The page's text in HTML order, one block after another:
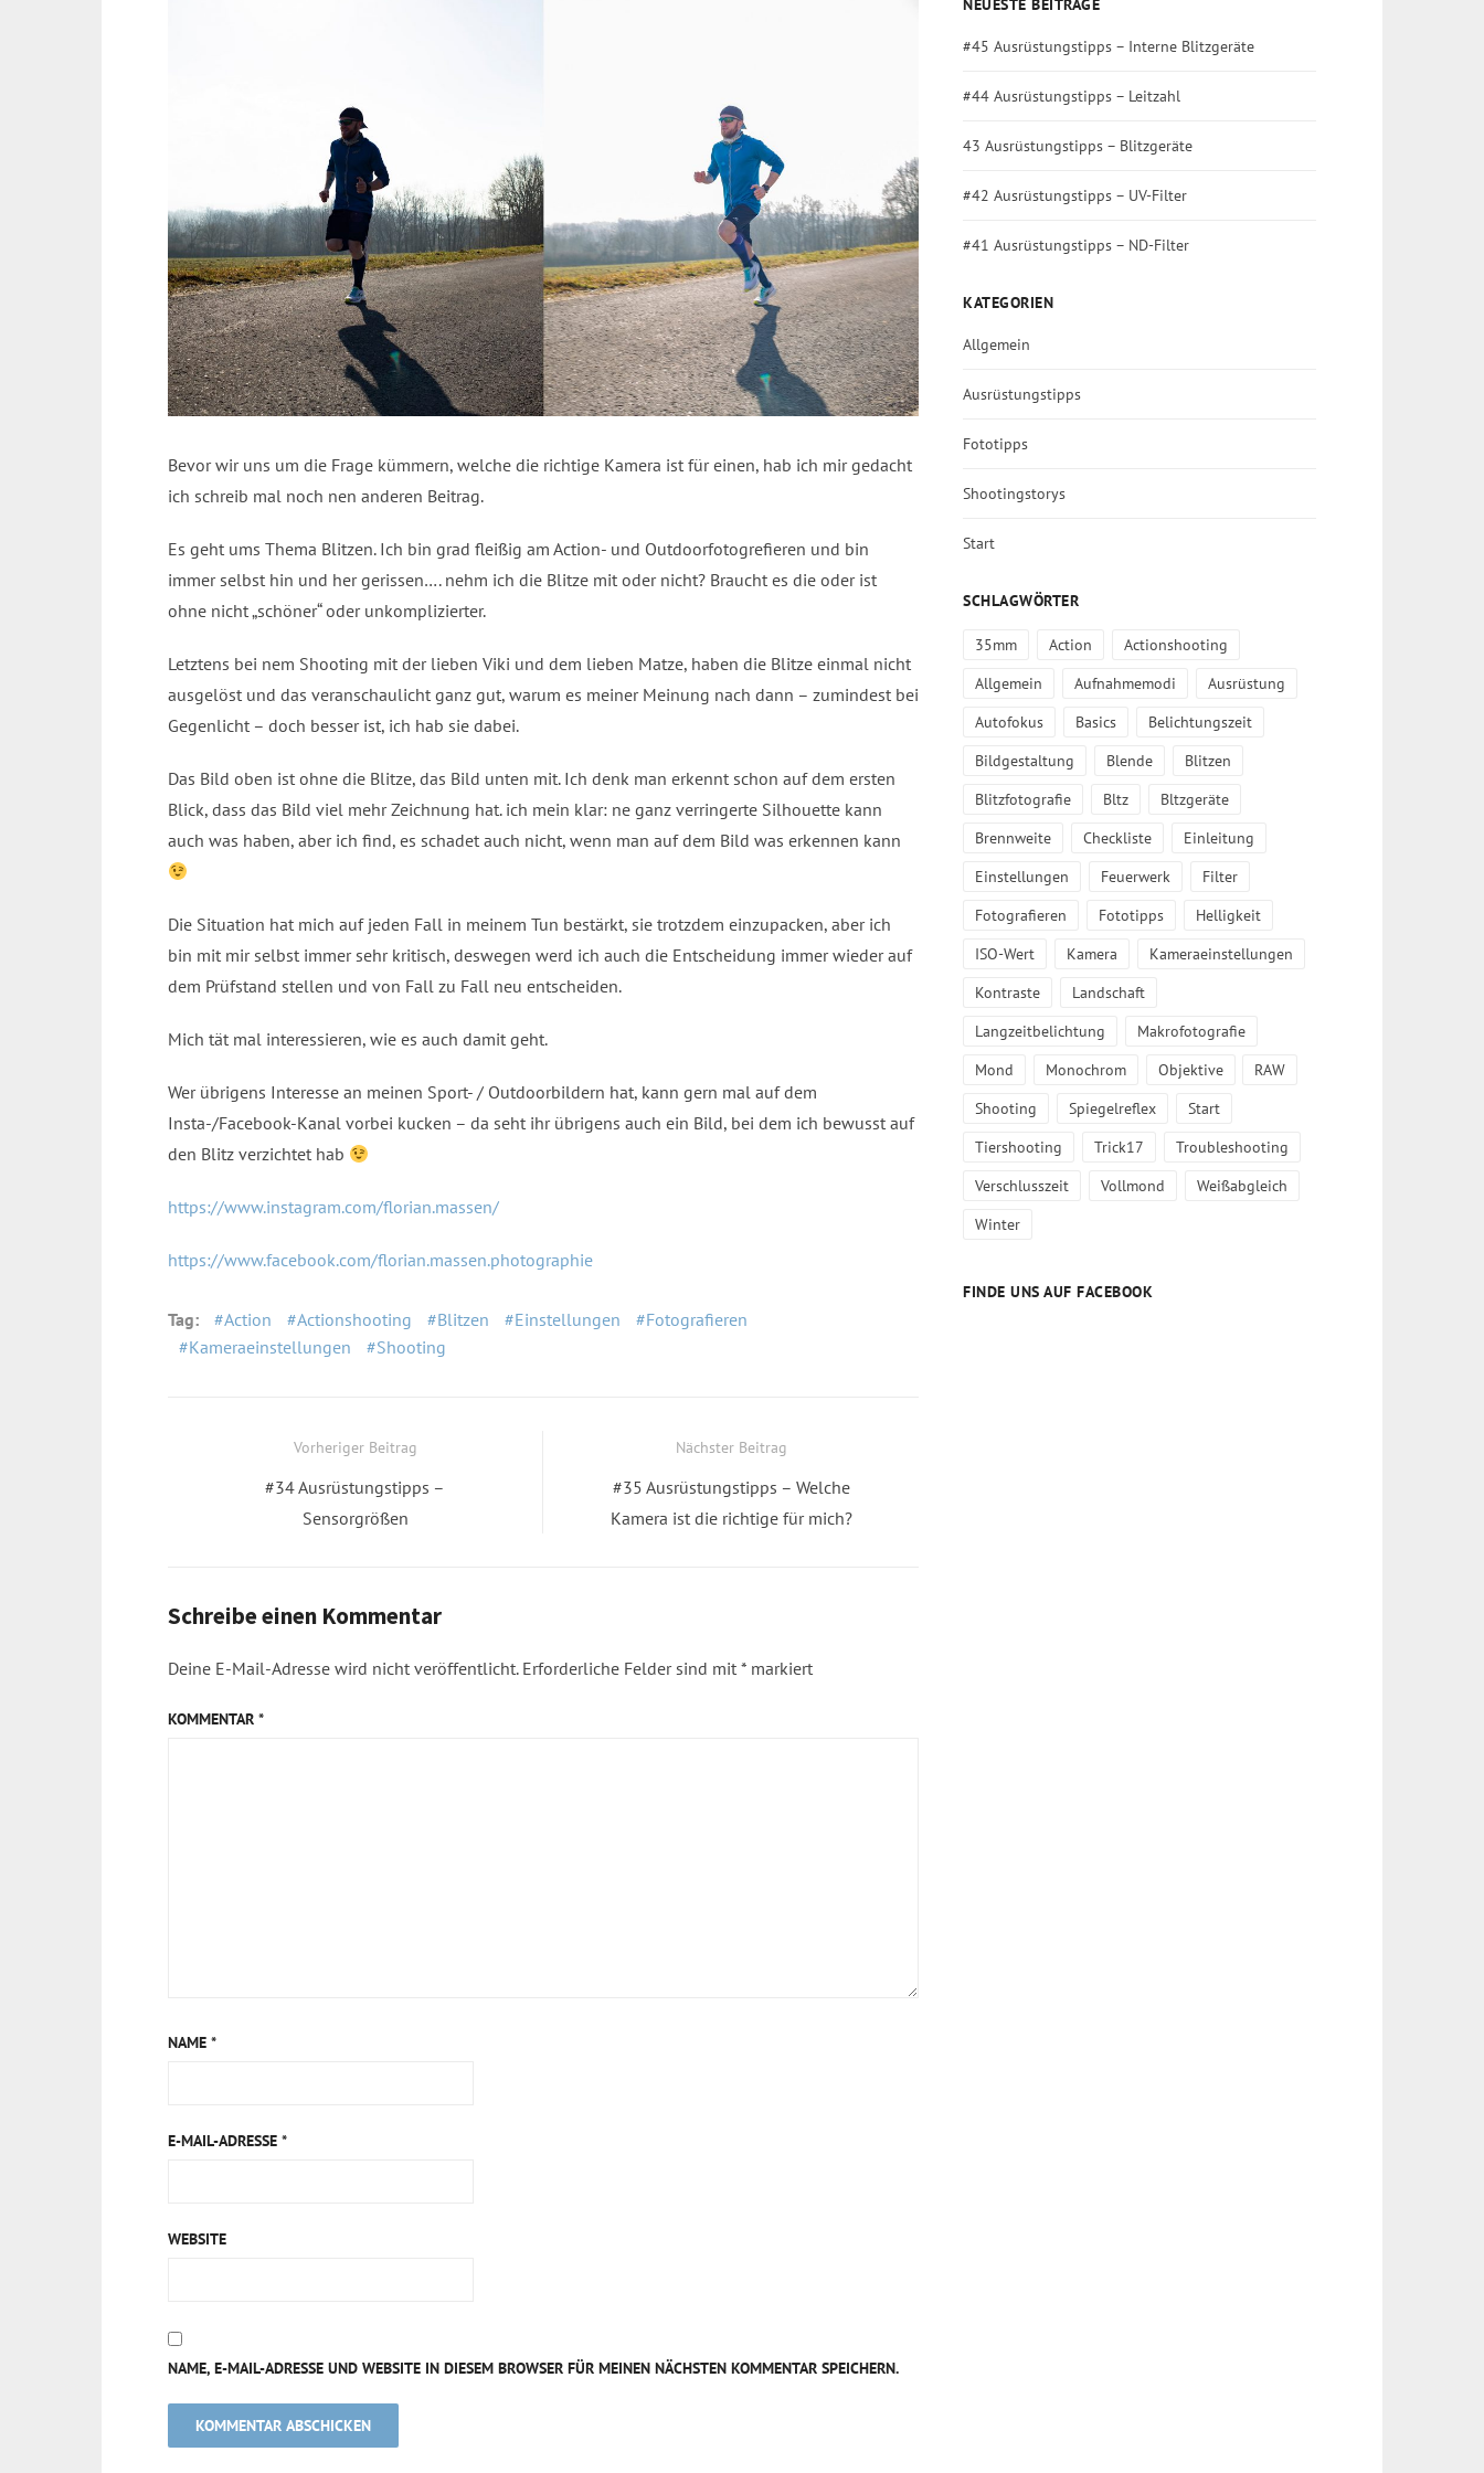
Bevor wir uns um die Frage kümmern, welche die richtige Kamera ist für einen, hab ich mir gedacht
ich schreib mal noch nen anderen Beitrag.
Es geht ums Thema Blitzen. Ich bin grad fleißig am Action- und Outdoorfotogrefieren und bin
immer selbst hin und her gerissen…. nehm ich die Blitze mit oder nicht? Braucht es die oder ist
ohne nicht „schöner“ oder unkomplizierter.
Letztens bei nem Shooting mit der lieben Viki und dem lieben Matze, haben die Blitze einmal nicht
ausgelöst und das veranschaulicht ganz gut, warum es meiner Meinung nach dann – zumindest bei
Gegenlicht – doch besser ist, ich hab sie dabei.
Das Bild oben ist ohne die Blitze, das Bild unten mit. Ich denk man erkennt schon auf dem ersten
Blick, dass das Bild viel mehr Zeichnung hat. ich mein klar: ne ganz verringerte Silhouette kann
auch was haben, aber ich find, es schadet auch nicht, wenn man auf dem Bild was erkennen kann
Die Situation hat mich auf jeden Fall in meinem Tun bestärkt, sie trotzdem einzupacken, aber ich
bin mit mir selbst immer sehr kritisch, deswegen werd ich auch die Entscheidung immer wieder auf
dem Prüfstand stellen und von Fall zu Fall neu entscheiden.
Mich tät mal interessieren, wie es auch damit geht.
Wer übrigens Interesse an meinen Sport- / Outdoorbildern hat, kann gern mal auf dem
Insta-/Facebook-Kanal vorbei kucken – da seht ihr übrigens auch ein Bild, bei dem ich bewusst auf
den Blitz verzichtet hab
https://www.instagram.com/florian.massen/
https://www.facebook.com/florian.massen.photographie
Tag: Action Actionshooting Blitzen Einstellungen
Fotografieren
Kameraeinstellungen
Shooting
Beitragsnavigation
Vorheriger Beitrag
Previous#34 Ausrüstungstipps –
Sensorgrößen
Nächster Beitrag
Next
post:
#35 Ausrüstungstipps – Welche
Kamera ist die richtige für mich?
Schreibe einen Kommentar
Deine E-Mail-Adresse wird nicht veröffentlicht. Erforderliche Felder sind mit * markiert
KOMMENTAR *
NAME *
E-MAIL-ADRESSE *
WEBSITE
NAME, E-MAIL-ADRESSE UND WEBSITE IN DIESEM BROWSER FÜR MEINEN NÄCHSTEN KOMMENTAR SPEICHERN.
NEUESTE BEITRÄGE
#45 Ausrüstungstipps – Interne Blitzgeräte
#44 Ausrüstungstipps – Leitzahl
43 Ausrüstungstipps – Blitzgeräte
#42 Ausrüstungstipps – UV-Filter
#41 Ausrüstungstipps – ND-Filter
KATEGORIEN
Allgemein
Ausrüstungstipps
Fototipps
Shootingstorys
Start
SCHLAGWÖRTER
35mm Action
Actionshooting
Allgemein
Aufnahmemodi
Ausrüstung
Autofokus
Basics
Belichtungszeit
Bildgestaltung
Blende
Blitzen
Blitzfotografie
Bltz
Bltzgeräte
Brennweite
Checkliste
Einleitung
Einstellungen
Feuerwerk
Filter
Fotografieren
Fototipps
Helligkeit
ISO-Wert
Kamera
Kameraeinstellungen
Kontraste
Landschaft
Langzeitbelichtung
Makrofotografie
Mond
Monochrom Objektive
RAW
Shooting
Spiegelreflex
Start
Tiershooting
Trick17
Troubleshooting
Verschlusszeit
Vollmond
Weißabgleich
Winter
FINDE UNS AUF FACEBOOK